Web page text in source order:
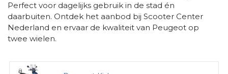
Perfect voor dagelijks gebruik in de stad én
daarbuiten. Ontdek het aanbod bij Scooter Center
Nederland en ervaar de kwaliteit van Peugeot op
twee wielen.